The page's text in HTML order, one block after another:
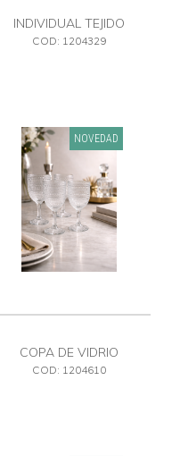
INDIVIDUAL TEJIDO
COD: 1204329
NOVEDAD
COPA DE VIDRIO
COD: 1204610